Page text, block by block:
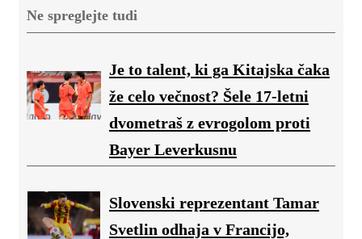
Ne spreglejte tudi
Je to talent, ki ga Kitajska čaka
že celo večnost? Šele 17-letni
dvometraš z evrogolom proti
Bayer Leverkusnu
Slovenski reprezentant Tamar
Svetlin odhaja v Francijo,